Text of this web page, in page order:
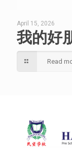
April 15, 2026
我的好
Read